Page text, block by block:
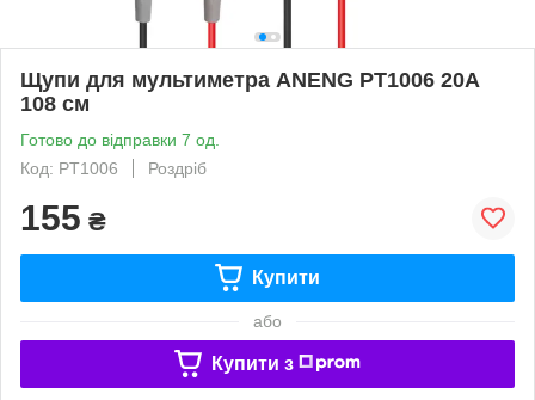
Щупи для мультиметра ANENG PT1006 20A
108 см
Готово до відправки 7 од.
Код: PT1006
Роздріб
155 ₴
Купити
або
Купити з